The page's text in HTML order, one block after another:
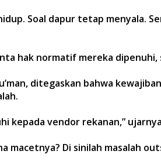
Soal dapur tetap menyala.
hak normatif mereka
ditegaskan bahwa
kepada vendor rekanan,”
Di sinilah masalah